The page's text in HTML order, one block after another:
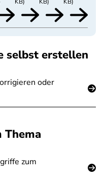
selbst erstellen
oder
zum